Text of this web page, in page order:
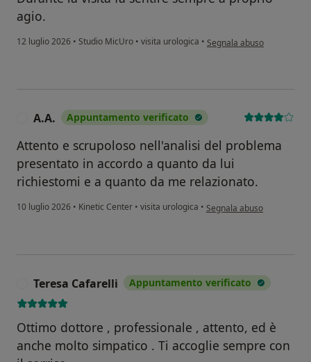
agio.
12 luglio 2026 • Studio MicUro • visita urologica • secondo l'opinione
Segnala abuso
A.A. Appuntamento verificato
Attento e scrupoloso nell'analisi del problema
presentato in accordo a quanto da lui
richiestomi e a quanto da me relazionato.
10 luglio 2026 • Kinetic Center • visita urologica • secondo l'opinione
Segnala abuso
Teresa Cafarelli Appuntamento verificato
Ottimo dottore , professionale , attento, ed è
anche molto simpatico . Ti accoglie sempre con